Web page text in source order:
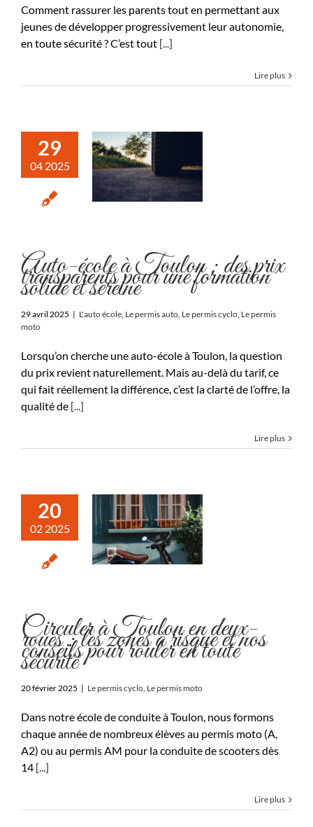
Comment rassurer les parents tout en permettant aux
jeunes de développer progressivement leur autonomie,
en toute sécurité ? C’est tout [...]
Lire plus
29
04 2025
Auto-école à Toulon : des prix
transparents pour une formation
solide et sereine
29 avril 2025 | L'auto école, Le permis auto, Le permis cyclo, Le permis
moto
Lorsqu’on cherche une auto-école à Toulon, la question
du prix revient naturellement. Mais au-delà du tarif, ce
qui fait réellement la différence, c’est la clarté de l’offre, la
qualité de [...]
Lire plus
20
02 2025
Circuler à Toulon en deux-
roues : les zones à risque et nos
conseils pour rouler en toute
sécurité
20 février 2025 | Le permis cyclo, Le permis moto
Dans notre école de conduite à Toulon, nous formons
chaque année de nombreux élèves au permis moto (A,
A2) ou au permis AM pour la conduite de scooters dès
14 [...]
Lire plus